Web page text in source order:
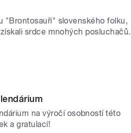
"Brontosauři" slovenského folku,
srdce mnohých posluchačů.
na výročí osobností této
a gratulací!